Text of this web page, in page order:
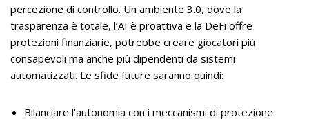
percezione di controllo. Un ambiente 3.0, dove la
trasparenza è totale, l’AI è proattiva e la DeFi offre
protezioni finanziarie, potrebbe creare giocatori più
consapevoli ma anche più dipendenti da sistemi
automatizzati. Le sfide future saranno quindi:
Bilanciare l’autonomia con i meccanismi di protezione